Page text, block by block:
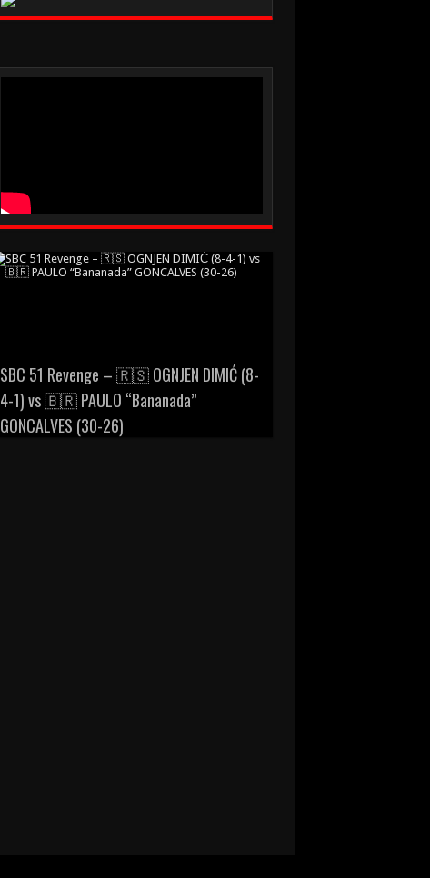
SBC 51 Revenge – 🇷🇸 OGNJEN DIMIĆ (8-
4-1) vs 🇧🇷 PAULO “Bananada”
GONCALVES (30-26)